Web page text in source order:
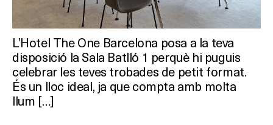
L’Hotel The One Barcelona posa a la teva
disposició la Sala Batlló 1 perquè hi puguis
celebrar les teves trobades de petit format.
És un lloc ideal, ja que compta amb molta
llum […]